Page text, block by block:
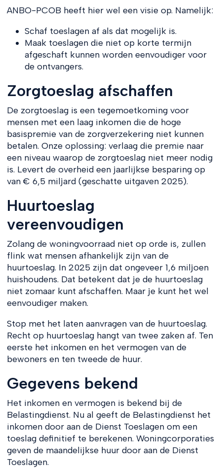
ANBO-PCOB heeft hier wel een visie op. Namelijk:
Schaf toeslagen af als dat mogelijk is.
Maak toeslagen die niet op korte termijn
afgeschaft kunnen worden eenvoudiger voor
de ontvangers.
Zorgtoeslag afschaffen
De zorgtoeslag is een tegemoetkoming voor
mensen met een laag inkomen die de hoge
basispremie van de zorgverzekering niet kunnen
betalen. Onze oplossing: verlaag die premie naar
een niveau waarop de zorgtoeslag niet meer nodig
is. Levert de overheid een jaarlijkse besparing op
van € 6,5 miljard (geschatte uitgaven 2025).
Huurtoeslag
vereenvoudigen
Zolang de woningvoorraad niet op orde is, zullen
flink wat mensen afhankelijk zijn van de
huurtoeslag. In 2025 zijn dat ongeveer 1,6 miljoen
huishoudens. Dat betekent dat je de huurtoeslag
niet zomaar kunt afschaffen. Maar je kunt het wel
eenvoudiger maken.
Stop met het laten aanvragen van de huurtoeslag.
Recht op huurtoeslag hangt van twee zaken af. Ten
eerste het inkomen en het vermogen van de
bewoners en ten tweede de huur.
Gegevens bekend
Het inkomen en vermogen is bekend bij de
Belastingdienst. Nu al geeft de Belastingdienst het
inkomen door aan de Dienst Toeslagen om een
toeslag definitief te berekenen. Woningcorporaties
geven de maandelijkse huur door aan de Dienst
Toeslagen.